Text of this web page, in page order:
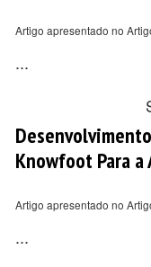
Artigo apresentado no
...
Knowfoot Para a
Artigo apresentado no
...